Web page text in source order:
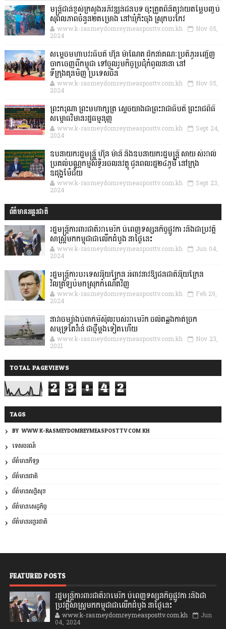
មន្ត្រីជាន់ខ្ពស់ក្រសួងអភិវឌ្ឍន៍ជនបទ ចុះត្រួតពិនិត្យវាយតម្លៃបញ្ចប់
សុពលភាពចំនួន២គម្រោង នៅឃុំកិះចុង ស្រុកបរកែវ
www.k-rasmeydomreymeasposttv.com.kh Nov 05,
2024
សម្តេចមហាបវរធិបតី ហ៊ុន ម៉ាណែត ដឹកនាំគណៈប្រតិភូអញ្ជើញ
ចាកចេញពីកម្ពុជា ទៅចូលរួមកិច្ចប្រជុំកំពូលនានា នៅ
ទីក្រុងគុនមិញ ប្រទេសចិន
www.k-rasmeydomreymeasposttv.com.kh Nov 05,
2024
ព្រះករុណា ព្រះមហាក្សត្រ ស្តេចយាងជាព្រះរាជាធិបតី ព្រះរាជពិធី
សម្ពោធវិមានរដ្ឋធម្មនុញ្ញ
www.k-rasmeydomreymeasposttv.com.kh Sept 24,
2024
ឧបនាយករដ្ឋមន្ដ្រី ហ៊ុន ម៉ានី និងឧបនាយករដ្ឋមន្ដ្រី សាយ សំអាល់
ប្រគល់បណ្ណកម្មសិទ្ធិអចលនវត្ថុ ជូនពលរដ្ឋ២៤ភូមិ នៅក្រុង
ឧដុង្គម៉ែជ័យ
www.k-rasmeydomreymeasposttv.com.kh Sept 23,
2024
ព័ត៌មានអន្តរជាតិ
រដ្ឋមន្រ្តីការពារជាតិអាមេរិក បំពេញទស្សនកិច្ចផ្លូវកា រនិងជាប្រវត្តិ
សាស្រ្តមកកម្ពុជាជាលើកដំបូង នាថ្ងៃនេះ
www.k-rasmeydomreymeasposttv.com.kh Jun 04,
2024
រដ្ឋមន្ត្រីការបរទេសអ៊ុយក្រែន អំពាវនាវឱ្យជនជាតិអ៊ុយក្រែន
វិលត្រឡប់មកស្រុកកំណើតវិញ
www.k-rasmeydomreymeasposttv.com.kh Feb 29,
2024
នាវាចម្បាំងបំពាក់មីស៊ីលរបស់អាមេរិក ចល័តឆ្លងកាត់ច្រក
សមុទ្រតៃវ៉ាន់ ជាថ្មីម្តងទៀតហើយ
www.k-rasmeydomreymeasposttv.com.kh Nov 23,
2021
TOTAL PAGEVIEWS
2 3 0 4 2
TAGS
BY: WWW.K-RASMEYDOMREYMEASPOSTTV.COM.KH
ទេសចរណ៍
ព័ត៌មានកីឡា
ព័ត៌មានជាតិ
ព័ត៌មានសន្តិសុខ
ព័ត៌មានសេដ្ឋកិច្ច
ព័ត៌មានអន្តរជាតិ
FEATURED POSTS
រដ្ឋមន្រ្តីការពារជាតិអាមេរិក បំពេញទស្សនកិច្ចផ្លូវកា រនិងជា
ប្រវត្តិសាស្រ្តមកកម្ពុជាជាលើកដំបូង នាថ្ងៃនេះ
www.k-rasmeydomreymeasposttv.com.kh Jun
04, 2024